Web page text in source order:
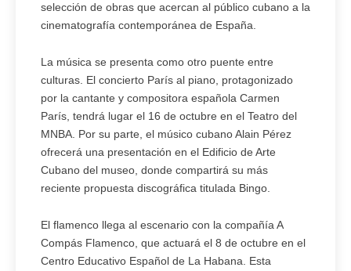
selección de obras que acercan al público cubano a la
cinematografía contemporánea de España.
La música se presenta como otro puente entre
culturas. El concierto París al piano, protagonizado
por la cantante y compositora española Carmen
París, tendrá lugar el 16 de octubre en el Teatro del
MNBA. Por su parte, el músico cubano Alain Pérez
ofrecerá una presentación en el Edificio de Arte
Cubano del museo, donde compartirá su más
reciente propuesta discográfica titulada Bingo.
El flamenco llega al escenario con la compañía A
Compás Flamenco, que actuará el 8 de octubre en el
Centro Educativo Español de La Habana. Esta